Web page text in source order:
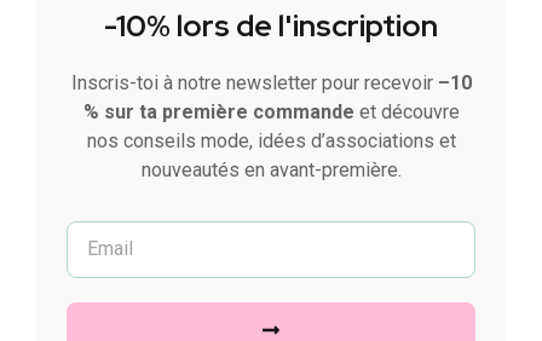
-10% lors de l'inscription
Inscris-toi à notre newsletter pour recevoir –10
% sur ta première commande et découvre
nos conseils mode, idées d’associations et
nouveautés en avant-première.